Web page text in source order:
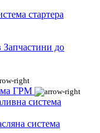
стартера
Запчастини до
ГРМ
система
система